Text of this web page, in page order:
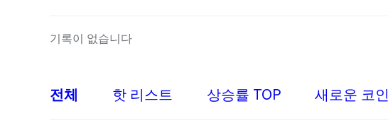
기록이 없습니다
전체 핫 리스트 상승률 TOP 새로운 코인